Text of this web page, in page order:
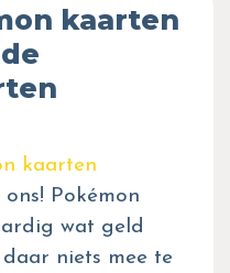
kaarten
kaarten
Pokémon
wat geld
niets mee te